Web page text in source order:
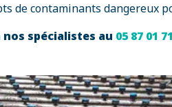
de contaminants dangereux
spécialistes au 05 87 01